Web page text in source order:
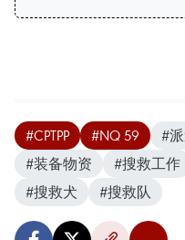
#CPTPP #NQ 59 #
#装备物资
#搜救工作
#搜救犬
#搜救队